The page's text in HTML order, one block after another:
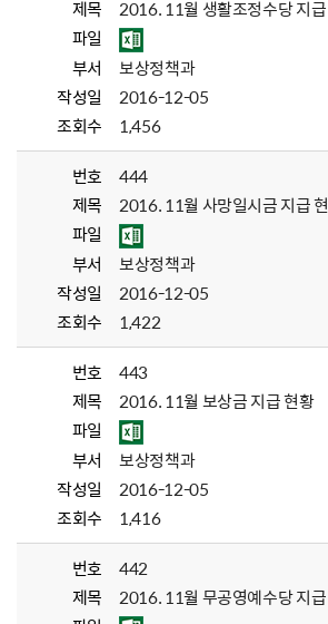
제목
2016. 11월 생활조정수당 지
파일
부서
보상정책과
작성일
2016-12-05
조회수
1,456
번호
444
제목
2016. 11월 사망일시금 지급
파일
부서
보상정책과
작성일
2016-12-05
조회수
1,422
번호
443
제목
2016. 11월 보상금 지급 현황
파일
부서
보상정책과
작성일
2016-12-05
조회수
1,416
번호
442
제목
2016. 11월 무공영예수당 지